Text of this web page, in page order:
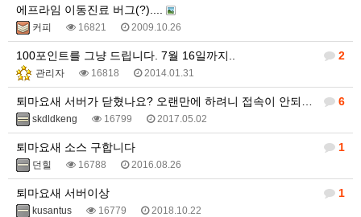
에프라임 이동진료 버그(?)....
커피 16821 2009.10.26
2
100포인트를 그냥 드립니다. 7월 16일까지..
관리자 16818 2014.01.31
6
퇴마요새 서버가 닫혔나요? 오랜만에 하려니 접속이 안되네요...
skdldkeng 16799 2017.05.02
1
퇴마요새 소스 구합니다
던힐 16788 2016.08.26
1
퇴마요새 서버이상
kusantus 16779 2018.10.22